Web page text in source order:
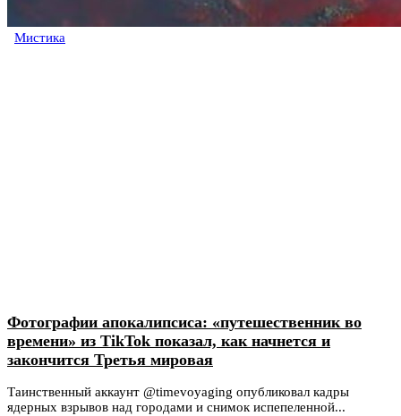
Мистика
Фотографии апокалипсиса: «путешественник во
времени» из TikTok показал, как начнется и
закончится Третья мировая
Таинственный аккаунт @timevoyaging опубликовал кадры
ядерных взрывов над городами и снимок испепеленной...